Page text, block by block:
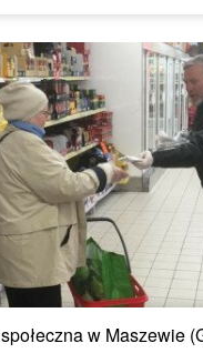
w Maszewie